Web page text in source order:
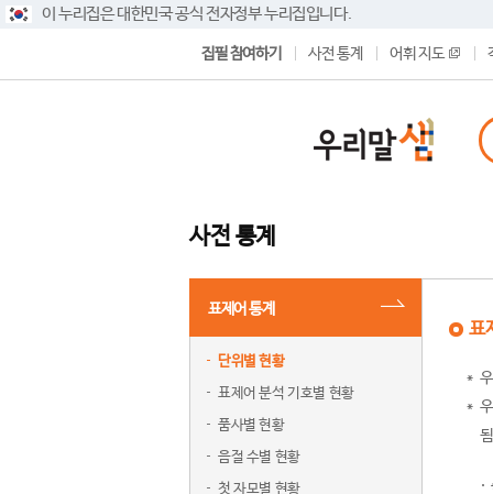
이 누리집은 대한민국 공식 전자정부 누리집입니다.
집필 참여하기 사전 통계 어휘 지도
사전 통계
표제어 통계
단위별 현황
표제어 분석 기호별 현황
품사별 현황
음절 수별 현황
첫 자모별 현황
표